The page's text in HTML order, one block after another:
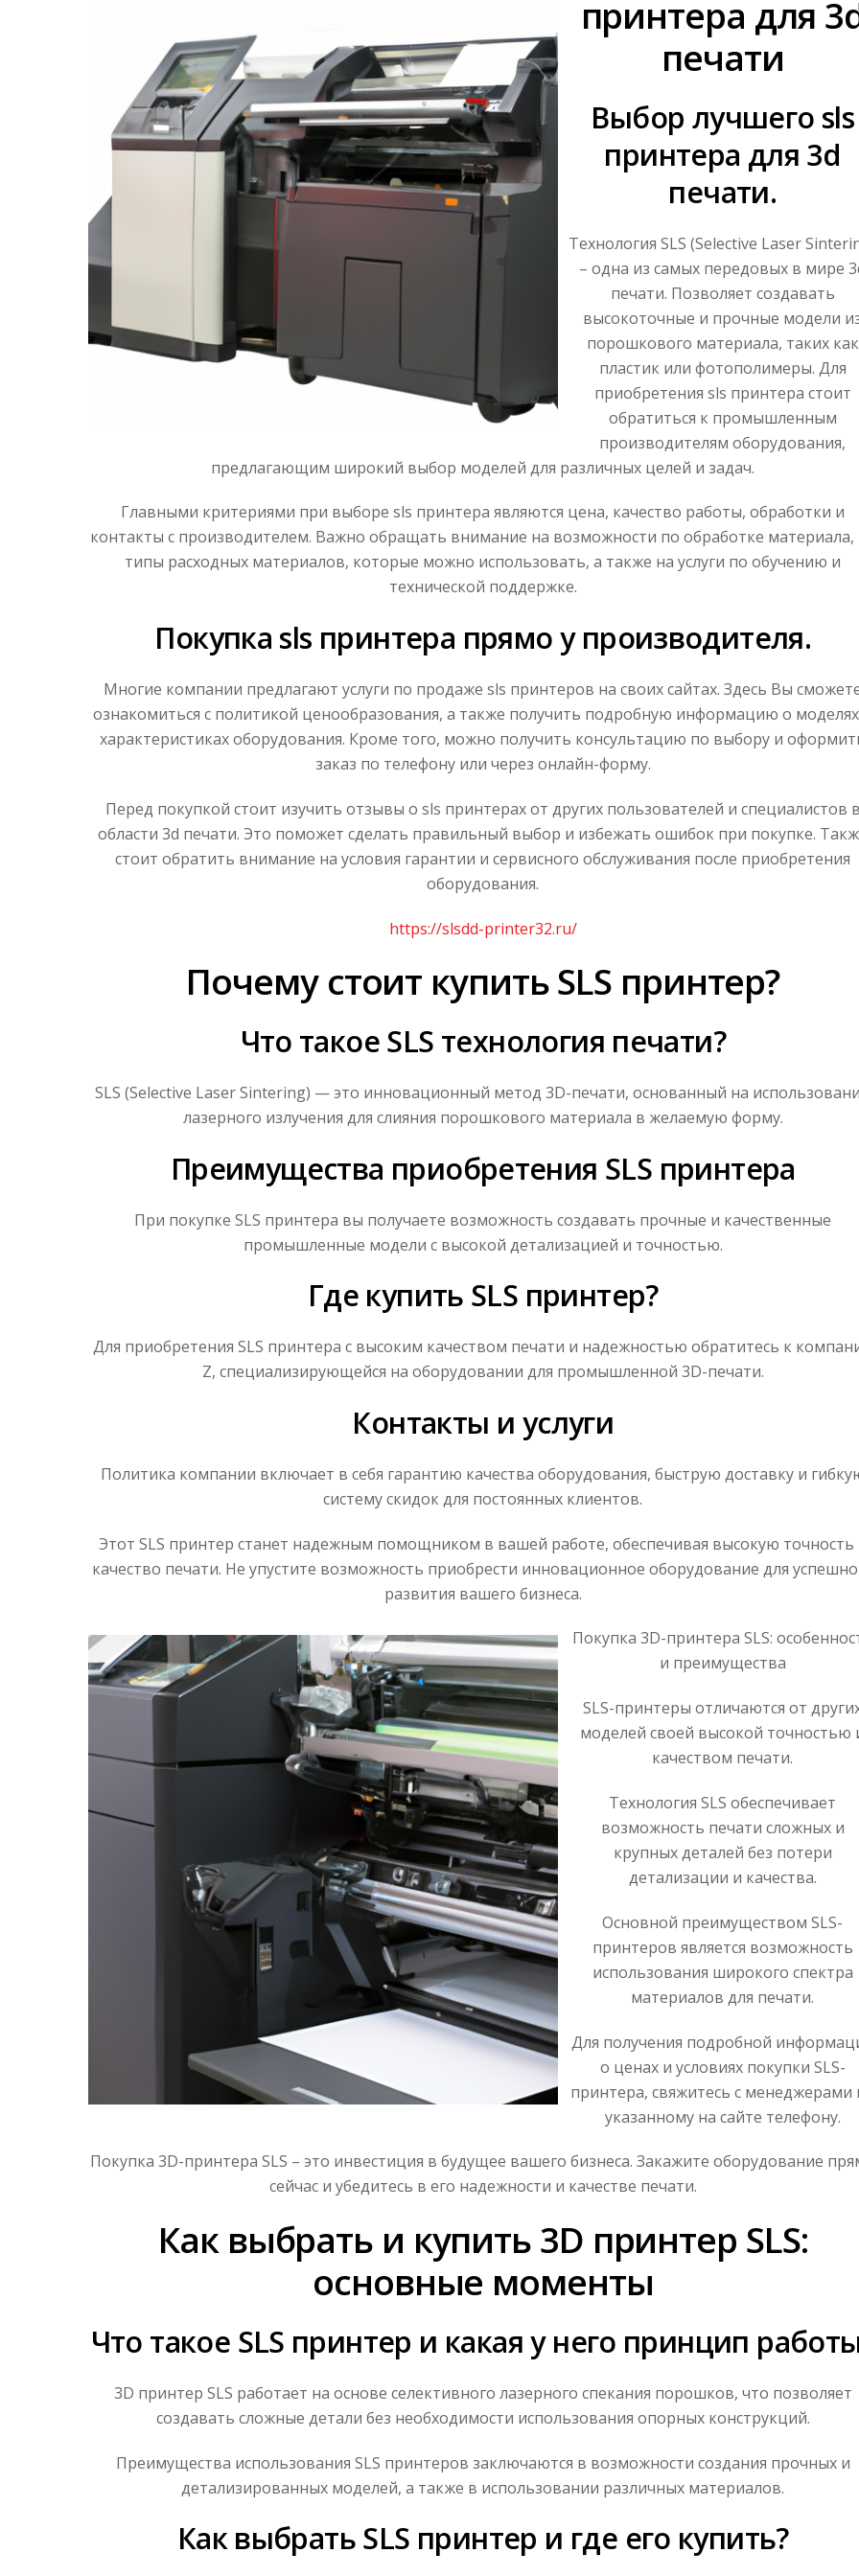
принтера для
печати
Выбор лучшего sls
принтера для 3d
печати.
Технология SLS (Selective Laser
– одна из самых передовых в мире
печати. Позволяет создавать
высокоточные и прочные модели
порошкового материала, таких как
пластик или фотополимеры. Для
приобретения sls принтера стоит
обратиться к промышленным
производителям оборудования,
предлагающим широкий выбор моделей для различных целей и задач.
Главными критериями при выборе sls принтера являются цена, качество работы, обработки и
контакты с производителем. Важно обращать внимание на возможности по обработке материала,
типы расходных материалов, которые можно использовать, а также на услуги по обучению и
технической поддержке.
Покупка sls принтера прямо у производителя.
Многие компании предлагают услуги по продаже sls принтеров на своих сайтах. Здесь Вы
ознакомиться с политикой ценообразования, а также получить подробную информацию о
характеристиках оборудования. Кроме того, можно получить консультацию по выбору и
заказ по телефону или через онлайн-форму.
Перед покупкой стоит изучить отзывы о sls принтерах от других пользователей и специалистов в
области 3d печати. Это поможет сделать правильный выбор и избежать ошибок при покупке.
стоит обратить внимание на условия гарантии и сервисного обслуживания после приобретения
оборудования.
https://slsdd-printer32.ru/
Почему стоит купить SLS принтер?
Что такое SLS технология печати?
SLS (Selective Laser Sintering) — это инновационный метод 3D-печати, основанный на
лазерного излучения для слияния порошкового материала в желаемую форму.
Преимущества приобретения SLS принтера
При покупке SLS принтера вы получаете возможность создавать прочные и качественные
промышленные модели с высокой детализацией и точностью.
Где купить SLS принтер?
Для приобретения SLS принтера с высоким качеством печати и надежностью обратитесь к
Z, специализирующейся на оборудовании для промышленной 3D-печати.
Контакты и услуги
Политика компании включает в себя гарантию качества оборудования, быструю доставку и
систему скидок для постоянных клиентов.
Этот SLS принтер станет надежным помощником в вашей работе, обеспечивая высокую точность
качество печати. Не упустите возможность приобрести инновационное оборудование для
развития вашего бизнеса.
Покупка 3D-принтера SLS:
и преимущества
SLS-принтеры отличаются от
моделей своей высокой точностью
качеством печати.
Технология SLS обеспечивает
возможность печати сложных и
крупных деталей без потери
детализации и качества.
Основной преимуществом SLS-
принтеров является возможность
использования широкого спектра
материалов для печати.
Для получения подробной
о ценах и условиях покупки SLS-
принтера, свяжитесь с менеджерами
указанному на сайте телефону.
Покупка 3D-принтера SLS – это инвестиция в будущее вашего бизнеса. Закажите оборудование
сейчас и убедитесь в его надежности и качестве печати.
Как выбрать и купить 3D принтер SLS:
основные моменты
Что такое SLS принтер и какая у него принцип
3D принтер SLS работает на основе селективного лазерного спекания порошков, что позволяет
создавать сложные детали без необходимости использования опорных конструкций.
Преимущества использования SLS принтеров заключаются в возможности создания прочных и
детализированных моделей, а также в использовании различных материалов.
Как выбрать SLS принтер и где его купить?